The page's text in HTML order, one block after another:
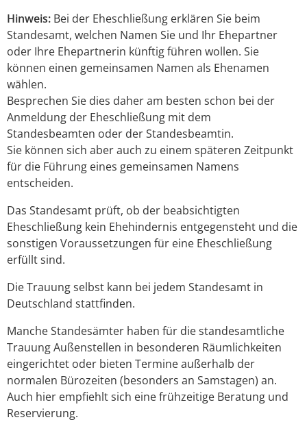
Hinweis: Bei der Eheschließung erklären Sie beim
Standesamt, welchen Namen Sie und Ihr Ehepartner
oder Ihre Ehepartnerin künftig führen wollen. Sie
können einen gemeinsamen Namen als Ehenamen
wählen.
Besprechen Sie dies daher am besten schon bei der
Anmeldung der Eheschließung mit dem
Standesbeamten oder der Standesbeamtin.
Sie können sich aber auch zu einem späteren Zeitpunkt
für die Führung eines gemeinsamen Namens
entscheiden.
Das Standesamt prüft, ob der beabsichtigten
Eheschließung kein Ehehindernis entgegensteht und die
sonstigen Voraussetzungen für eine Eheschließung
erfüllt sind.
Die Trauung selbst kann bei jedem Standesamt in
Deutschland stattfinden.
Manche Standesämter haben für die standesamtliche
Trauung Außenstellen in besonderen Räumlichkeiten
eingerichtet oder bieten Termine außerhalb der
normalen Bürozeiten (besonders an Samstagen) an.
Auch hier empfiehlt sich eine frühzeitige Beratung und
Reservierung.